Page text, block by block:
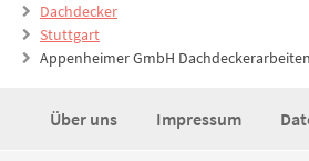
Dachdecker
Stuttgart
Appenheimer GmbH Dachdeckerarbeiten
Über uns Impressum